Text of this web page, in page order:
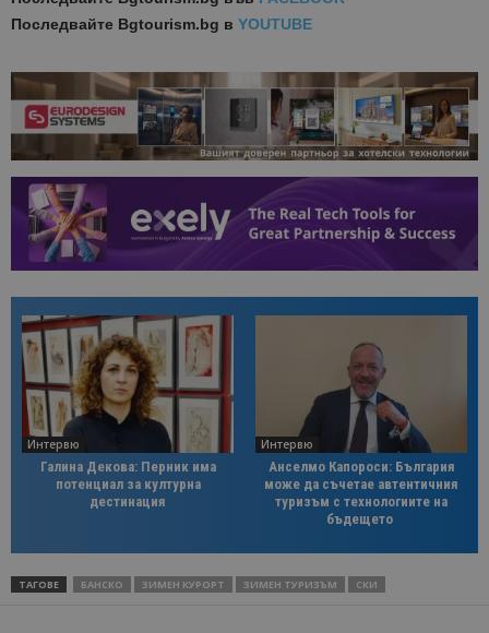
Последвайте Bgtourism.bg в YOUTUBE
Интервю
Галина Декова: Перник има
потенциал за културна
дестинация
Интервю
Анселмо Капороси: България
може да съчетае автентичния
туризъм с технологиите на
бъдещето
ТАГОВЕ БАНСКО ЗИМЕН КУРОРТ ЗИМЕН ТУРИЗЪМ СКИ